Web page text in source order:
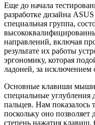
Еще до начала
разработке дизайна
специальная группа,
направлений, включая
результате их работы
эргономику, которая
ладоней, за исключением
Основные клавиши
специальные углубления
пальцев. Нам показалось
поскольку оно позволяет
степень нажатия